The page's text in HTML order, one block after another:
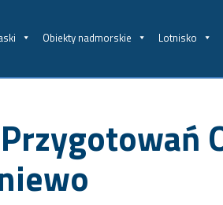
Obiekty nadmorskie Lotnisko